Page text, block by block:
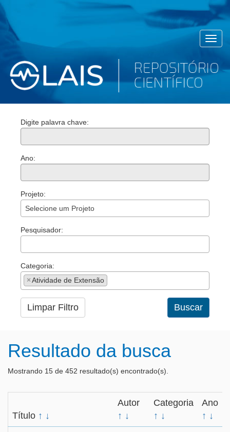
Digite palavra chave:
Ano:
Projeto:
Selecione um Projeto
Pesquisador:
Categoria:
×Atividade de Extensão
Limpar Filtro Buscar
Resultado da busca
Mostrando 15 de 452 resultado(s) encontrado(s).
Título ↑ ↓
Autor
↑ ↓
Categoria
↑ ↓
Ano
↑ ↓